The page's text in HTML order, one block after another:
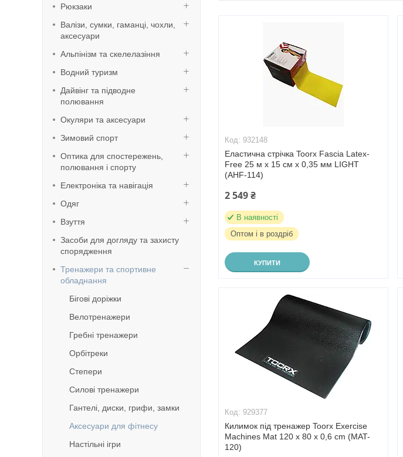
Рюкзаки
Валізи, сумки, гаманці, чохли,
аксесуари
Альпінізм та скелелазіння
Водний туризм
Дайвінг та підводне
полювання
Окуляри та аксесуари
Зимовий спорт
Оптика для спостережень,
полювання і спорту
Електроніка та навігація
Одяг
Взуття
Засоби для догляду та захисту
спорядження
Тренажери та спортивне
обладнання
Бігові доріжки
Велотренажери
Гребні тренажери
Орбітреки
Степери
Силові тренажери
Гантелі, диски, грифи, замки
Аксесуари для фітнесу
Настільні ігри
932148
Еластична стрічка Toorx Fascia Latex-
Free 25 м x 15 см х 0,35 мм LIGHT
(AHF-114)
2 549 ₴
В наявності
Оптом і в роздріб
КУПИТИ
929377
Килимок під тренажер Toorx Exercise
Machines Mat 120 x 80 x 0,6 cm (MAT-
120)